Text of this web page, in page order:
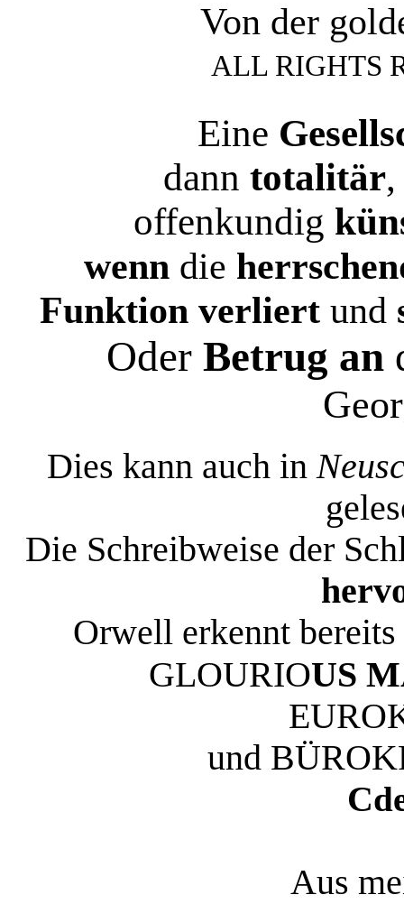
Von der
ALL RIGHTS
Eine
dann totalitär
offenkundig
wenn die
Funktion verliert und
Oder Betrug an
Dies kann auch in
Die Schreibweise der
Orwell erkennt
GLOURIOUS
und
C
Aus